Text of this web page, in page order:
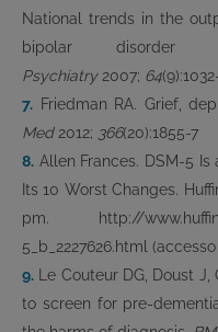
National trends in the
bipolar
Psychiatry 2007; 64
7. Friedman RA. Grief,
Med2012; 366(20):1855-7
8. Allen Frances. DSM-5
Its 10 Worst Changes.
pm. http://
5_b_2227626.html
9. Le Couteur DG, Doust
to screen for pre-